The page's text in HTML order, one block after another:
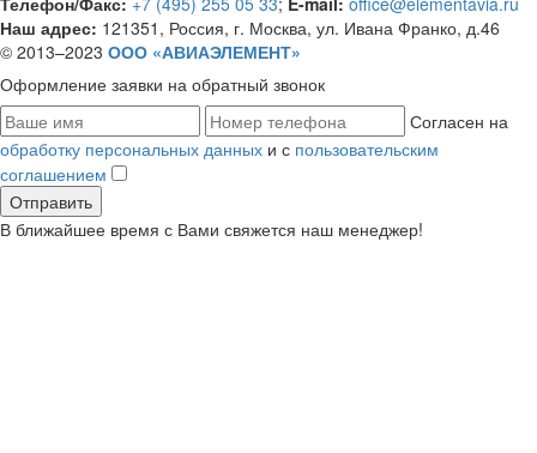
Наш адрес: 121351, Россия, г. Москва, ул. Ивана Франко, д.46
© 2013–2023 ООО «АВИАЭЛЕМЕНТ»
Оформление заявки на обратный звонок
Согласен на
обработку персональных данных и с пользовательским
соглашением
В ближайшее время с Вами свяжется наш менеджер!